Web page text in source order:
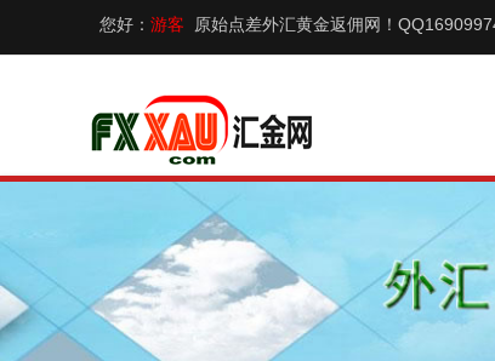
您好： 游客 原始点差外汇黄金返佣网！